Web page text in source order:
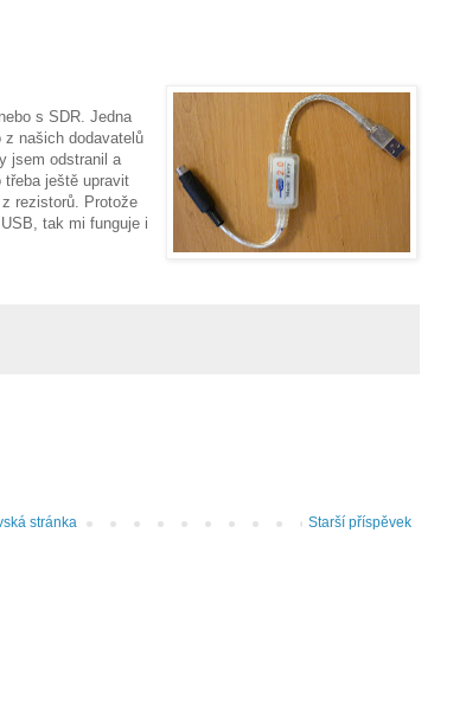
s SDR. Jedna
našich dodavatelů
jsem odstranil a
ještě upravit
rezistorů. Protože
tak mi funguje i
Starší příspěvek
stránka